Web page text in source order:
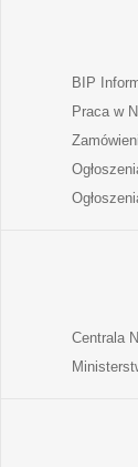
BIP
Praca w
Centrala